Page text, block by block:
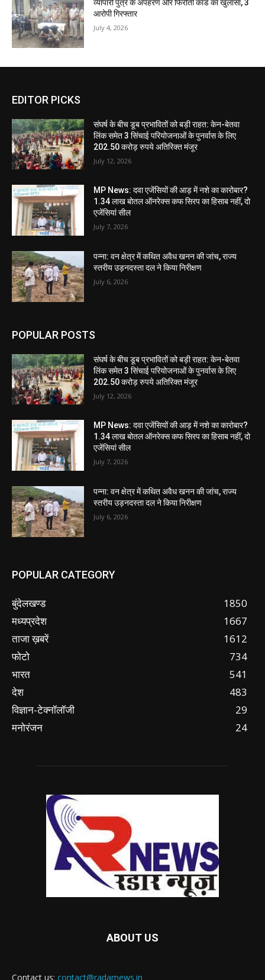
व्यापारी पुत्र के अपहरण और फिरौती कांड का खुलासा, 3
आरोपी गिरफ्तार
July 4, 2026
EDITOR PICKS
संघर्ष के बीच डूब प्रभावितों को बड़ी राहत: केन-बेतवा
लिंक समेत 3 सिंचाई परियोजनाओं के पुनर्वास के लिए
202.50 करोड़ रुपये अतिरिक्त मंजूर
July 12, 2026
MP News: दवा एजेंसियों की आड़ में नशे का कारोबार?
1.34 लाख बोतल ऑनरेक्स कफ सिरप का हिसाब नहीं, दो
एजेंसियां सील
July 7, 2026
पन्ना: वन क्षेत्र में कथित अवैध खनन की जांच, राज्य
स्तरीय उड़नदस्ता दल ने किया निरीक्षण
July 6, 2026
POPULAR POSTS
संघर्ष के बीच डूब प्रभावितों को बड़ी राहत: केन-बेतवा
लिंक समेत 3 सिंचाई परियोजनाओं के पुनर्वास के लिए
202.50 करोड़ रुपये अतिरिक्त मंजूर
July 12, 2026
MP News: दवा एजेंसियों की आड़ में नशे का कारोबार?
1.34 लाख बोतल ऑनरेक्स कफ सिरप का हिसाब नहीं, दो
एजेंसियां सील
July 7, 2026
पन्ना: वन क्षेत्र में कथित अवैध खनन की जांच, राज्य
स्तरीय उड़नदस्ता दल ने किया निरीक्षण
July 6, 2026
POPULAR CATEGORY
बुंदेलखण्ड
1850
मध्यप्रदेश
1667
ताजा ख़बरें
1612
फोटो
734
भारत
541
देश
483
विज्ञान-टेक्नॉलॉजी
29
मनोरंजन
24
ABOUT US
Contact us: contact@radarnews.in